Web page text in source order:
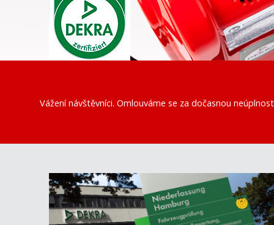
Vážení návštěvníci. Omlouváme se za dočasnou